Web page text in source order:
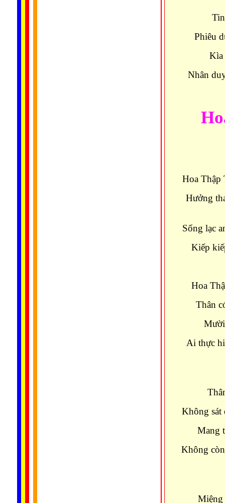
Phiêu
Kìa
Nhân
Hoa Thập
Hưởng
Sống lạc
Kiếp
Hoa
Thân
Ai thực
Không sát
Mang
Không
Miệng